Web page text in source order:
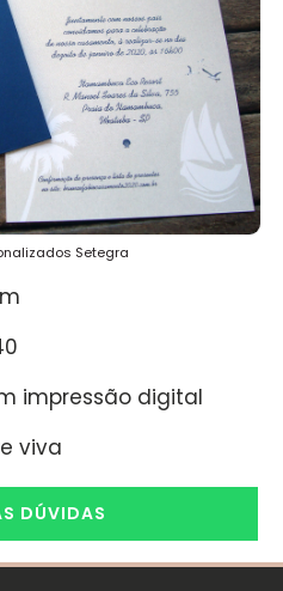
Setegra
impressão digital
viva
DÚVIDAS